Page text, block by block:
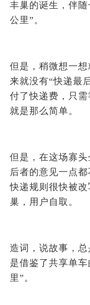
丰巢的诞生，伴
公里”。
但是，稍微想一
来就没有“快递最
付了快递费，只需
就是那么简单。
但是，在这场寡头
后者的意见一点
快递规则很快被
巢，用户自取。
造词，说故事，
是借鉴了共享单
里”。